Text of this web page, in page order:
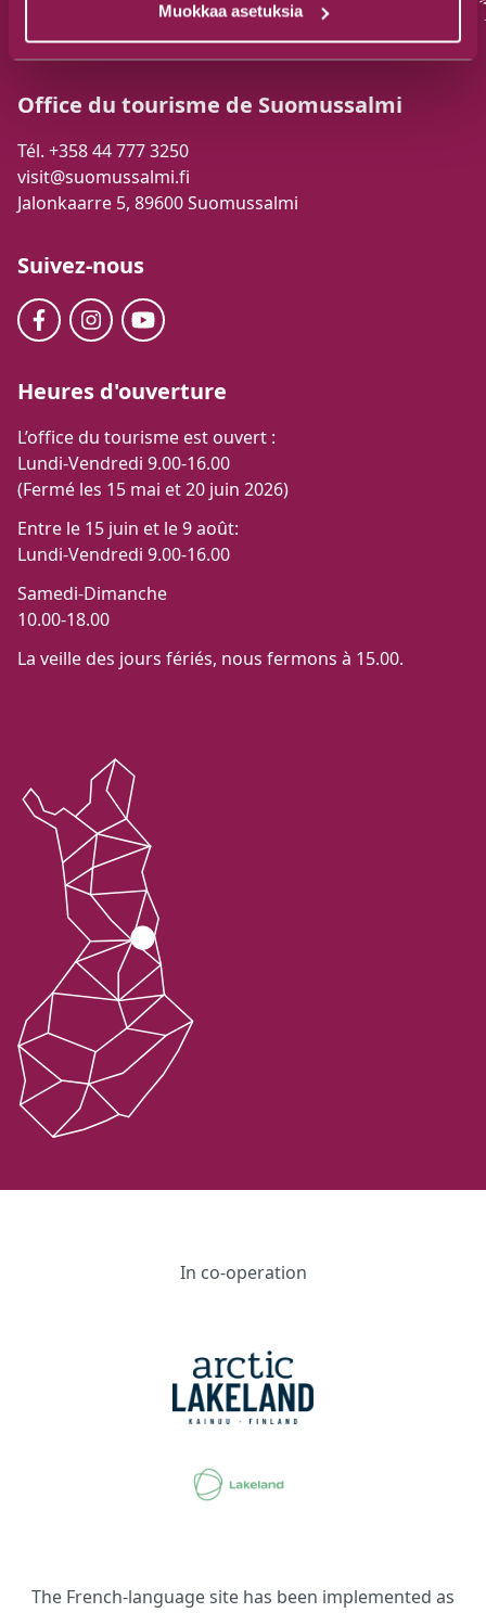
Muokkaa asetuksia
Office du tourisme de Suomussalmi
Tél. +358 44 777 3250
visit@suomussalmi.fi
Jalonkaarre 5, 89600 Suomussalmi
Suivez-nous
Heures d'ouverture
L’office du tourisme est ouvert :
Lundi-Vendredi 9.00-16.00
(Fermé les 15 mai et 20 juin 2026)
Entre le 15 juin et le 9 août:
Lundi-Vendredi 9.00-16.00
Samedi-Dimanche
10.00-18.00
La veille des jours fériés, nous fermons à 15.00.
In co-operation
The French-language site has been implemented as